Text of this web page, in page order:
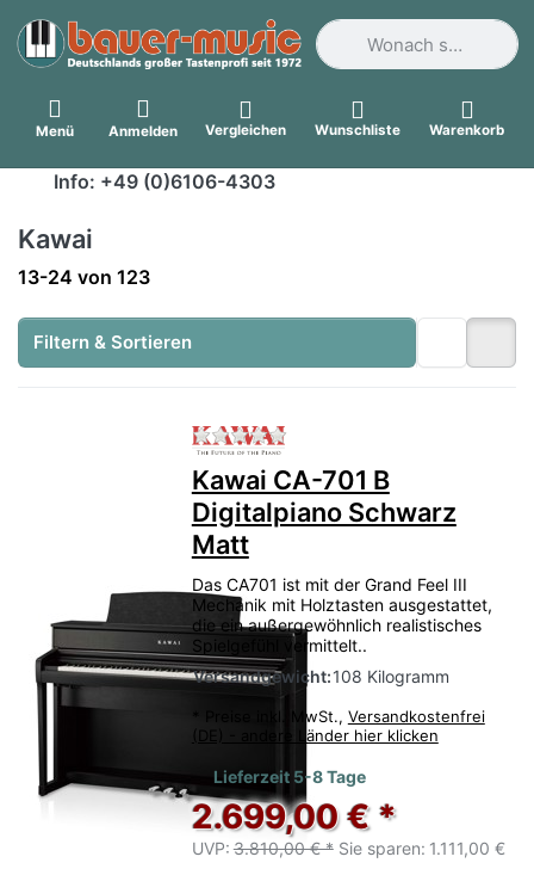
Geben Sie einen
Menü Anmelden Vergleichen Wunschliste Warenkorb
Info: +49 (0)6106-4303
Kawai
Suchergebnisse:
13-24 von 123
Filtern & Sortieren
Zu diesem Produkt liegen
Kawai CA-701 B
Digitalpiano Schwarz
Matt
Das CA701 ist mit der Grand Feel III
Mechanik mit Holztasten ausgestattet,
die ein außergewöhnlich realistisches
Spielgefühl vermittelt..
Versandgewicht:108 Kilogramm
* Preise inkl. MwSt., Versandkostenfrei
(DE) - andere Länder hier klicken
Lieferzeit 5-8 Tage
2.699,00 € *
UVP: 3.810,00 € * Sie sparen: 1.111,00 €